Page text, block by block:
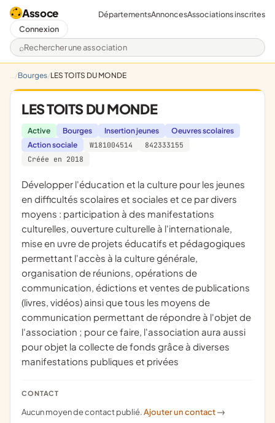
Assoce
Rechercher une association
DépartementsAnnoncesAssociations inscrites
Connexion
Bourges LES TOITS DU MONDE
LES TOITS DU MONDE
Active Bourges Insertion jeunes
Oeuvres scolaires
Action sociale
W181004514
842333155
Créée en 2018
développer l'éducation et la culture pour les jeunes
en difficultés scolaires et sociales et ce par divers
moyens : participation à des manifestations
culturelles, ouverture culturelle à l'internationale,
mise en uvre de projets éducatifs et pédagogiques
permettant l'accès à la culture générale,
organisation de réunions, opérations de
communication, édictions et ventes de publications
(livres, vidéos) ainsi que tous les moyens de
communication permettant de répondre à l'objet de
l'association ; pour ce faire, l'association aura aussi
pour objet la collecte de fonds grâce à diverses
manifestations publiques et privées
CONTACT
Aucun moyen de contact publié.Ajouter un contact ->